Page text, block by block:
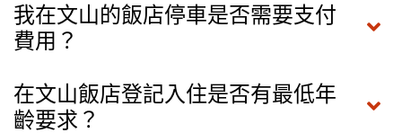
我在文山的飯店停車是否需要支付
費用？
在文山飯店登記入住是否有最低年
齡要求？